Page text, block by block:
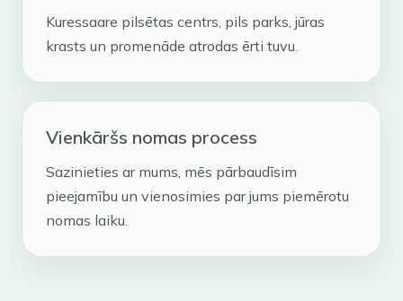
Kuressaare pilsētas centrs, pils parks, jūras
krasts un promenāde atrodas ērti tuvu.
Vienkāršs nomas process
Sazinieties ar mums, mēs pārbaudīsim
pieejamību un vienosimies par jums piemērotu
nomas laiku.